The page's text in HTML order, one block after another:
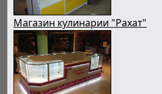
Магазин кулинарии "Рахат"